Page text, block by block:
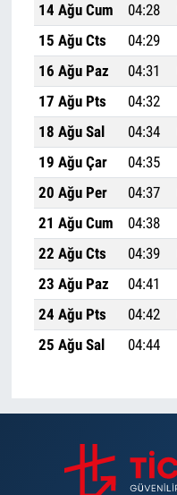
14 Ağu Cum
04:28
15 Ağu Cts
04:29
16 Ağu Paz
04:31
17 Ağu Pts
04:32
18 Ağu Sal
04:34
19 Ağu Çar
04:35
20 Ağu Per
04:37
21 Ağu Cum
04:38
22 Ağu Cts
04:39
23 Ağu Paz
04:41
24 Ağu Pts
04:42
25 Ağu Sal
04:44